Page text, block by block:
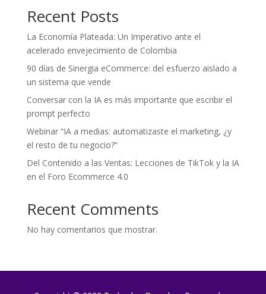
Recent Posts
La Economía Plateada: Un Imperativo ante el
acelerado envejecimiento de Colombia
90 días de Sinergia eCommerce: del esfuerzo aislado a
un sistema que vende
Conversar con la IA es más importante que escribir el
prompt perfecto
Webinar “IA a medias: automatizaste el marketing, ¿y
el resto de tu negocio?”
Del Contenido a las Ventas: Lecciones de TikTok y la IA
en el Foro Ecommerce 4.0
Recent Comments
No hay comentarios que mostrar.